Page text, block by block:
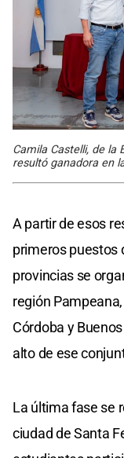
Camila Castelli, de la
resultó ganadora en
A partir de esos
primeros puestos
provincias se
región
Córdoba y
alto de ese
La última fase se
ciudad de Santa